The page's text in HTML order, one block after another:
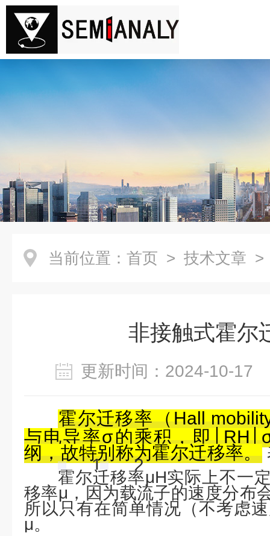
当前位置： 首页 > 技术文章 >
非接触式霍尔
更新时间：2024-10-
‌霍尔迁移率（Hall
与电导率‌σ的乘积，即
纲，故特别称为霍尔迁移率。
1 2
霍尔迁移率μH实际上不一
移率μ，因为载流子的速度分布
所以只有在简单情况（不考虑
μ。